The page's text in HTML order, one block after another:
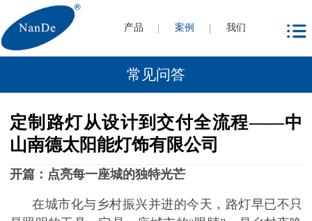
产品 案例 我们
常见问答
定制路灯从设计到交付全流程——中
山南德太阳能灯饰有限公司
开篇：点亮每一座城的独特光芒
在城市化与乡村振兴并进的今天，路灯早已不只